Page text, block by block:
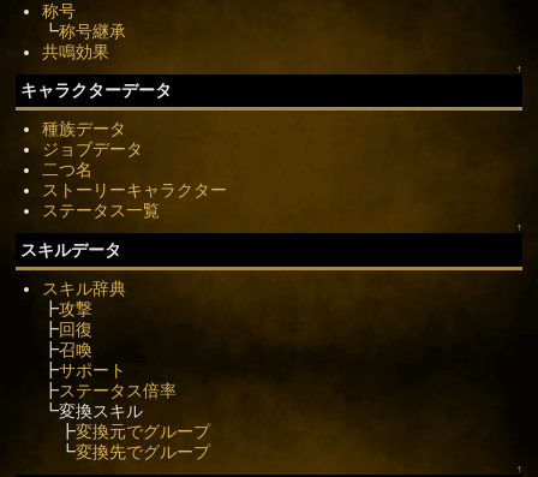
称号
┗称号継承
共鳴効果
↑
キャラクターデータ
種族データ
ジョブデータ
二つ名
ストーリーキャラクター
ステータス一覧
↑
スキルデータ
スキル辞典
┣攻撃
┣回復
┣召喚
┣サポート
┣ステータス倍率
┗変換スキル
┣変換元でグループ
┗変換先でグループ
↑